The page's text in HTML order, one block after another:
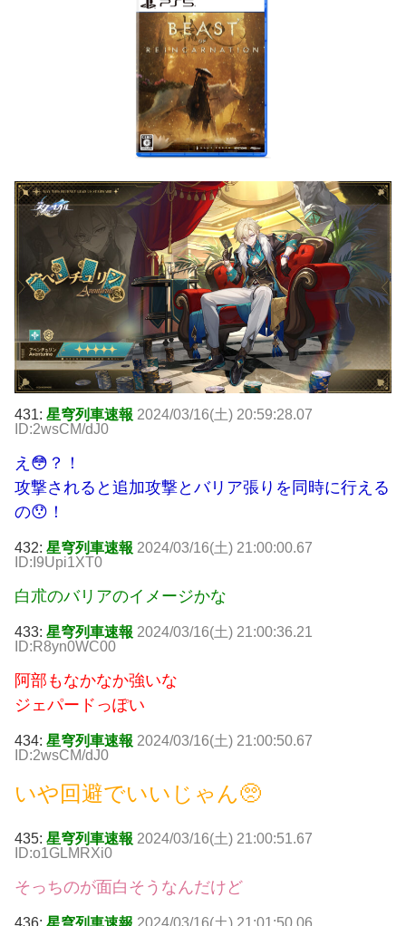
431: 星穹列車速報 2024/03/16(土) 20:59:28.07
ID:2wsCM/dJ0
え😳？！
攻撃されると追加攻撃とバリア張りを同時に行える
の😯！
432: 星穹列車速報 2024/03/16(土) 21:00:00.67
ID:I9Upi1XT0
白朮のバリアのイメージかな
433: 星穹列車速報 2024/03/16(土) 21:00:36.21
ID:R8yn0WC00
阿部もなかなか強いな
ジェパードっぽい
434: 星穹列車速報 2024/03/16(土) 21:00:50.67
ID:2wsCM/dJ0
いや回避でいいじゃん🥺
435: 星穹列車速報 2024/03/16(土) 21:00:51.67
ID:o1GLMRXi0
そっちのが面白そうなんだけど